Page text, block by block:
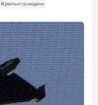
#Цивільні громадяни